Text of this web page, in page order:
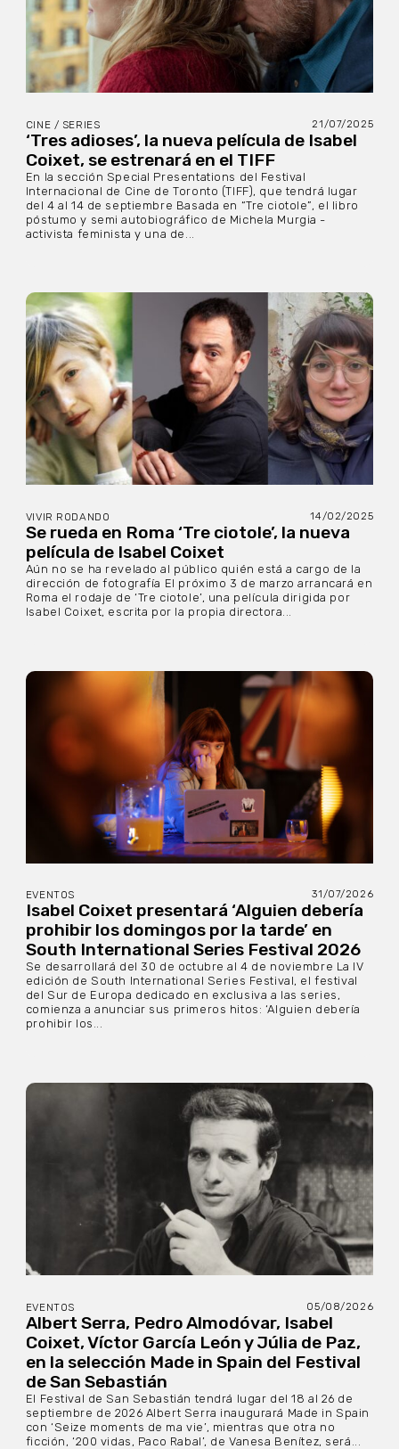
CINE / SERIES 21/07/2025
‘Tres adioses’, la nueva película de Isabel
Coixet, se estrenará en el TIFF
En la sección Special Presentations del Festival
Internacional de Cine de Toronto (TIFF), que tendrá lugar
del 4 al 14 de septiembre Basada en “Tre ciotole”, el libro
póstumo y semi autobiográfico de Michela Murgia -
activista feminista y una de...
VIVIR RODANDO 14/02/2025
Se rueda en Roma ‘Tre ciotole’, la nueva
película de Isabel Coixet
Aún no se ha revelado al público quién está a cargo de la
dirección de fotografía El próximo 3 de marzo arrancará en
Roma el rodaje de ‘Tre ciotole’, una película dirigida por
Isabel Coixet, escrita por la propia directora...
EVENTOS 31/07/2026
Isabel Coixet presentará ‘Alguien debería
prohibir los domingos por la tarde’ en
South International Series Festival 2026
Se desarrollará del 30 de octubre al 4 de noviembre La IV
edición de South International Series Festival, el festival
del Sur de Europa dedicado en exclusiva a las series,
comienza a anunciar sus primeros hitos: ‘Alguien debería
prohibir los...
EVENTOS 05/08/2026
Albert Serra, Pedro Almodóvar, Isabel
Coixet, Víctor García León y Júlia de Paz,
en la selección Made in Spain del Festival
de San Sebastián
El Festival de San Sebastián tendrá lugar del 18 al 26 de
septiembre de 2026 Albert Serra inaugurará Made in Spain
con ‘Seize moments de ma vie’, mientras que otra no
ficción, ‘200 vidas, Paco Rabal’, de Vanesa Benítez, será...